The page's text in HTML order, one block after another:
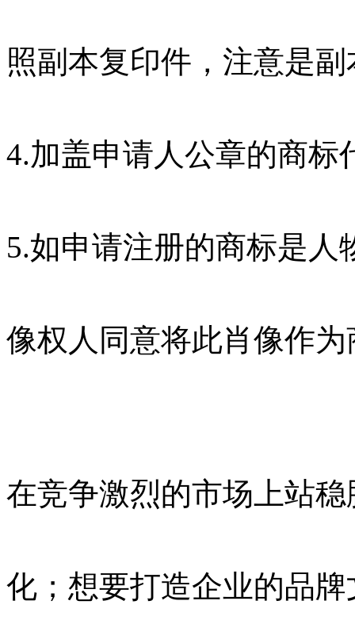
照副本复印件，注意是
4.加盖申请人公章的商标
5.如申请注册的商标是
像权人同意将此肖像作
在竞争激烈的市场上站
化；想要打造企业的品